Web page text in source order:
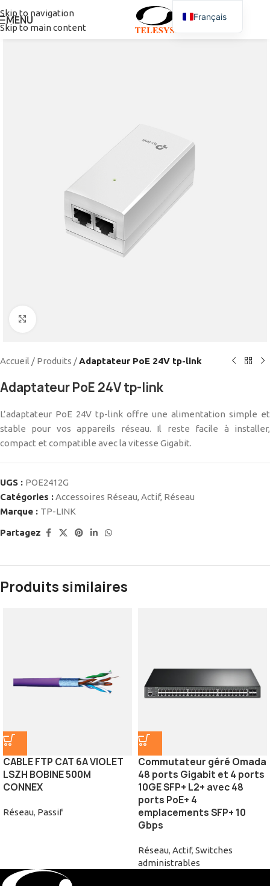
Skip to navigation
Skip to main content
MENU
Accueil / Produits /Adaptateur PoE 24V tp-link
Adaptateur PoE 24V tp-link
L’adaptateur PoE 24V tp-link offre une alimentation simple et
stable pour vos appareils réseau. Il reste facile à installer,
compact et compatible avec la vitesse Gigabit.
UGS : POE2412G
Catégories :Accessoires Réseau, Actif, Réseau
Marque : TP-LINK
Partagez
Produits similaires
CABLE FTP CAT 6A VIOLET
LSZH BOBINE 500M
CONNEX
Réseau, Passif
Commutateur géré Omada
48 ports Gigabit et 4 ports
10GE SFP+ L2+ avec 48
ports PoE+ 4
emplacements SFP+ 10
Gbps
Réseau, Actif, Switches
administrables
Français